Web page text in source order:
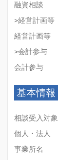
融資相談
>経営計画等
経営計画等
>会計参与
会計参与
基本情報
相談受入対象
個人・法人
事業所名